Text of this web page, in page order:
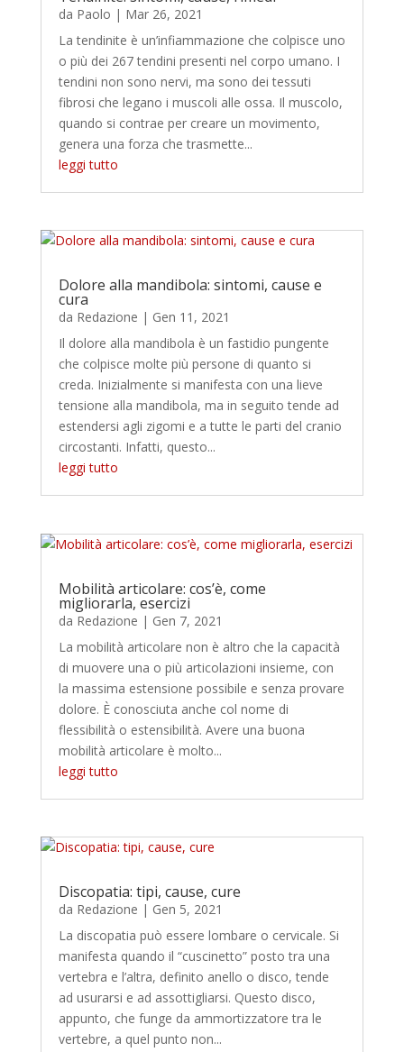
da Paolo | Mar 26, 2021
La tendinite è un’infiammazione che colpisce uno
o più dei 267 tendini presenti nel corpo umano. I
tendini non sono nervi, ma sono dei tessuti
fibrosi che legano i muscoli alle ossa. Il muscolo,
quando si contrae per creare un movimento,
genera una forza che trasmette...
leggi tutto
Dolore alla mandibola: sintomi, cause e
cura
da Redazione | Gen 11, 2021
Il dolore alla mandibola è un fastidio pungente
che colpisce molte più persone di quanto si
creda. Inizialmente si manifesta con una lieve
tensione alla mandibola, ma in seguito tende ad
estendersi agli zigomi e a tutte le parti del cranio
circostanti. Infatti, questo...
leggi tutto
Mobilità articolare: cos’è, come
migliorarla, esercizi
da Redazione | Gen 7, 2021
La mobilità articolare non è altro che la capacità
di muovere una o più articolazioni insieme, con
la massima estensione possibile e senza provare
dolore. È conosciuta anche col nome di
flessibilità o estensibilità. Avere una buona
mobilità articolare è molto...
leggi tutto
Discopatia: tipi, cause, cure
da Redazione | Gen 5, 2021
La discopatia può essere lombare o cervicale. Si
manifesta quando il “cuscinetto” posto tra una
vertebra e l’altra, definito anello o disco, tende
ad usurarsi e ad assottigliarsi. Questo disco,
appunto, che funge da ammortizzatore tra le
vertebre, a quel punto non...